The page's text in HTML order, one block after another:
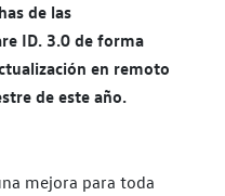
de las
ID. 3.0 de forma
en remoto
de este año.
mejora para toda